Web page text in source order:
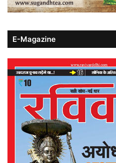
E-Magazine